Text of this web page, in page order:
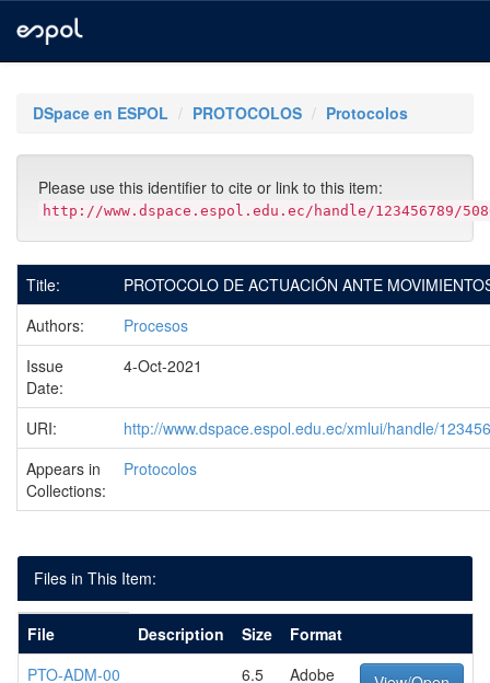
navigationDSpace en ESPOL PROTOCOLOS Protocolos
Please use this identifier to cite or link to this item:
http://www.dspace.espol.edu.ec/handle/123456789/
Title:
PROTOCOLO DE ACTUACIÓN ANTE
Authors:
Procesos
Issue
Date:
4-Oct-2021
URI:
http://www.dspace.espol.edu.ec/xmlui/handle/
Appears in
Collections:
Protocolos
Files in This Item:
File Description Size
Format
PTO-ADM-00
6.5
Adobe